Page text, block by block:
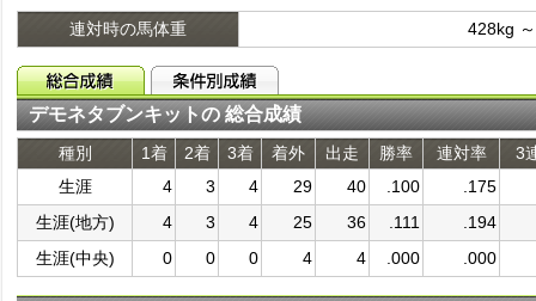
連対時の馬体重 428kg
デモネタブンキットの 総合成績
種別 1着 2着 3着 着外 出走 勝率 連対率
3
生涯
4 3 4 29 40 .100
.175
生涯(地方)
4 3 4 25 36 .111
.194
生涯(中央)
0 0 0 4 4 .000 .000